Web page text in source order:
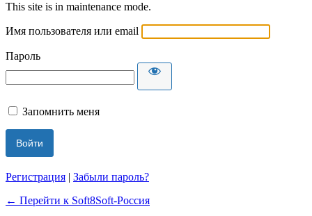
This site is in maintenance mode.
Имя пользователя или email
Пароль
Запомнить меня
Регистрация | Забыли пароль?
← Перейти к Soft8Soft-Россия